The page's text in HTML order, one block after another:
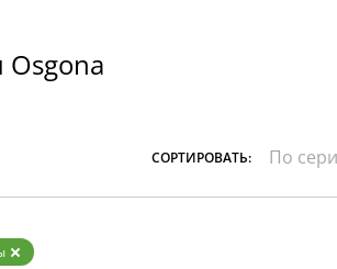
СОРТИРОВАТЬ: